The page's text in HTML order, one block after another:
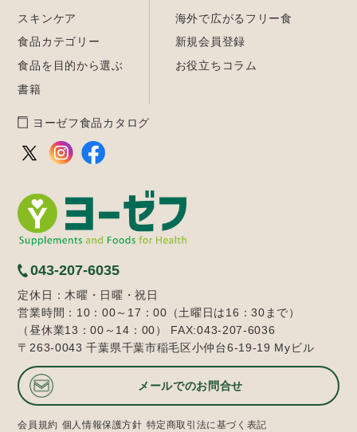
043-207-6035
定休日：木曜・日曜・祝日
営業時間：10：00～17：00（土曜日は16：30まで）
（昼休業13：00～14：00） FAX:043-207-6036
〒263-0043 千葉県千葉市稲毛区小仲台6-19-19 Myビル
メールでのお問合せ
会員規約 個人情報保護方針 特定商取引法に基づく表記
スキンケア
食品カテゴリー
食品を目的から選ぶ
書籍
海外で広がるフリー食
新規会員登録
お役立ちコラム
ヨーゼフ食品カタログ